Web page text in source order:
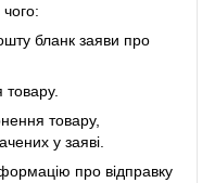
бланк заяви про
товару,
у заяві.
про відправку